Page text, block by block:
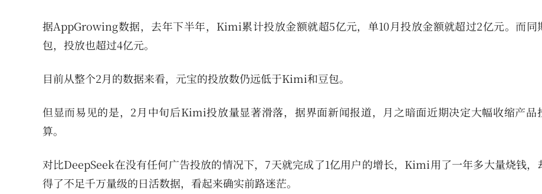
据AppGrowing数据，去年下半年，Kimi累计投放金额就超5亿元，单10月投放金额就超过2亿元。而同
包，投放也超过4亿元。
目前从整个2月的数据来看，元宝的投放数仍远低于Kimi和豆包。
但显而易见的是，2月中旬后Kimi投放量显著滑落，据界面新闻报道，月之暗面近期决定大幅收缩产品
算。
对比DeepSeek在没有任何广告投放的情况下，7天就完成了1亿用户的增长，Kimi用了一年多大量烧钱，
得了不足千万量级的日活数据，看起来确实前路迷茫。